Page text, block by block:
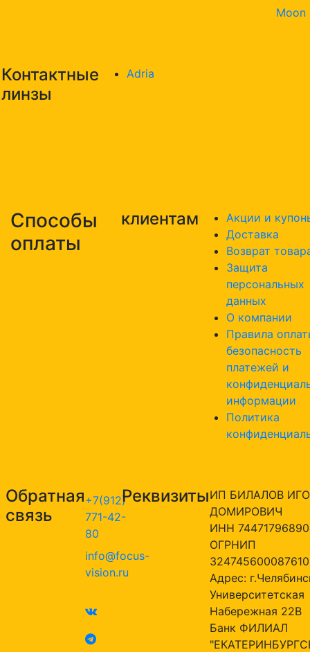
Moon
Контактные
линзы
Adria
Способы
оплаты
клиентам
Акции и
Доставка
Возврат
Защита
персональных
данных
О компании
Правила
безопасность
платежей и
информации
Политика
Обратная
связь
+7(912)
771-42-
80
info@focus-
vision.ru
РеквизитыИП БИЛАЛОВ
ДОМИРОВИЧ
ИНН
ОГРНИП
324745600087610
Адрес:
Университетская
Набережная 22В
Банк ФИЛИАЛ